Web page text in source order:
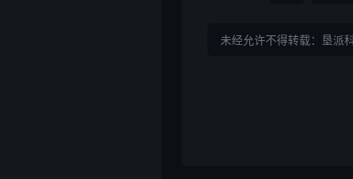
未经允许不得转载： 垦派